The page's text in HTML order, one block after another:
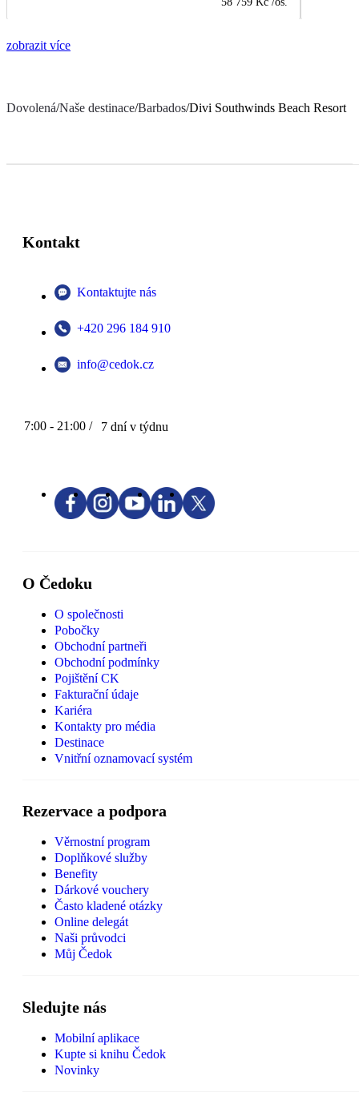
zobrazit více
Dovolená/Naše destinace/Barbados/Divi Southwinds Beach Resort
Kontakt
Kontaktujte nás
+420 296 184 910
info@cedok.cz
7:00 - 21:00 / 7 dní v týdnu
O Čedoku
O společnosti
Pobočky
Obchodní partneři
Obchodní podmínky
Pojištění CK
Fakturační údaje
Kariéra
Kontakty pro média
Destinace
Vnitřní oznamovací systém
Rezervace a podpora
Věrnostní program
Doplňkové služby
Benefity
Dárkové vouchery
Často kladené otázky
Online delegát
Naši průvodci
Můj Čedok
Sledujte nás
Mobilní aplikace
Kupte si knihu Čedok
Novinky